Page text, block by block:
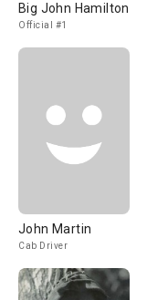
Big John Hamilton
Official #1
John Martin
Cab Driver